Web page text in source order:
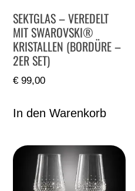
SEKTGLAS – VEREDELT
MIT SWAROVSKI®
KRISTALLEN (BORDÜRE –
2ER SET)
€ 99,00
In den Warenkorb